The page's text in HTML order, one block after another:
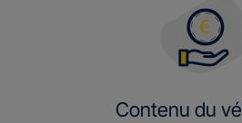
Contenu du